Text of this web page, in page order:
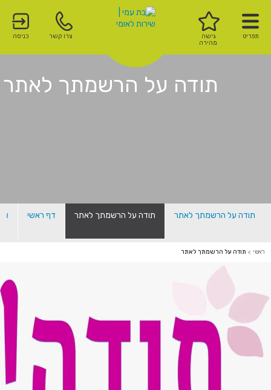
תפריט צרו קשר
גישה
מהירה
כניסה
תודה על הרשמתך לאתר
תודה על הרשמתך לאתר תודה על הרשמתך לאתר דף ראשי
ראשי > תודה על הרשמתך לאתר